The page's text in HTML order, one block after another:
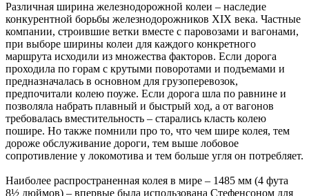
Различная ширина железнодорожной колеи – наследие
конкурентной борьбы железнодорожников XIX века. Частные
компании, строив­шие ветки вместе с паровозами и вагонами,
при выборе ширины колеи для каждого конкретного
маршрута исходили из множества факторов. Если дорога
проходила по горам с крутыми поворотами и подъемами и
предназначалась в основном для грузоперевозок,
предпочитали колею поуже. Если дорога шла по равнине и
позволяла набрать плавный и быстрый ход, а от вагонов
требовалась вместительность – старались класть колею
пошире. Но также помнили про то, что чем шире колея, тем
дороже обслуживание дороги, тем выше лобовое
сопротивление у локомотива и тем больше угля он потребляет.
Наиболее распространенная колея в мире – 1485 мм (4 фута
8½ дюймов) – впервые была использована Стефенсоном для